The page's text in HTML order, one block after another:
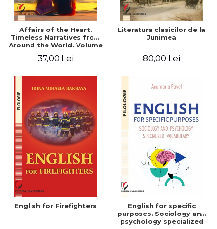
Affairs of the Heart.
Timeless Narratives from
Around the World. Volume
37,00 Lei
Literatura clasicilor de la
Junimea
80,00 Lei
English for Firefighters
English for specific
purposes. Sociology and
psychology specialized